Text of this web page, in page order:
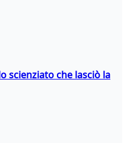
scienziato che lasciò la